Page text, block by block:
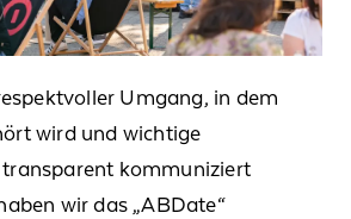
Umgang, in dem
wird und wichtige
kommuniziert
wir das „ABDate“